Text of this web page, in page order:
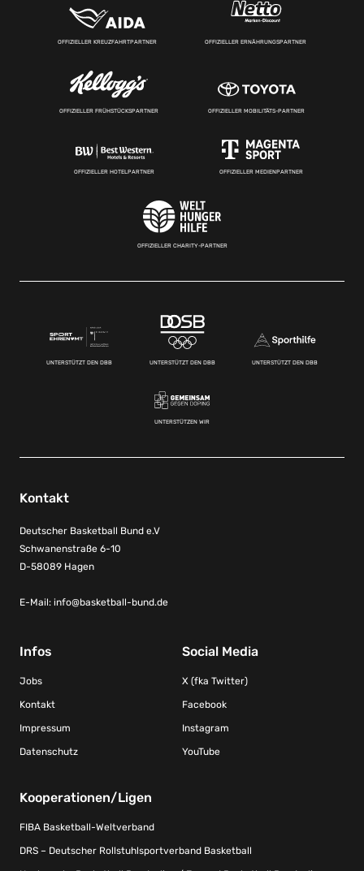
OFFIZIELLER KREUZFAHRTPARTNER OFFIZIELLER ERNÄHRUNGSPARTNER
OFFIZIELLER FRÜHSTÜCKSPARTNER OFFIZIELLER MOBILITÄTS-PARTNER
OFFIZIELLER HOTELPARTNER OFFIZIELLER MEDIENPARTNER
OFFIZIELLER CHARITY-PARTNER
UNTERSTÜTZT DEN DBB UNTERSTÜTZT DEN DBB UNTERSTÜTZT DEN DBB
UNTERSTÜTZEN WIR
Kontakt
Deutscher Basketball Bund e.V
Schwanenstraße 6-10
D-58089 Hagen
E-Mail: info@basketball-bund.de
Infos
Jobs
Kontakt
Impressum
Datenschutz
Social Media
X (fka Twitter)
Facebook
Instagram
YouTube
Kooperationen/Ligen
FIBA Basketball-Weltverband
DRS – Deutscher Rollstuhlsportverband Basketball